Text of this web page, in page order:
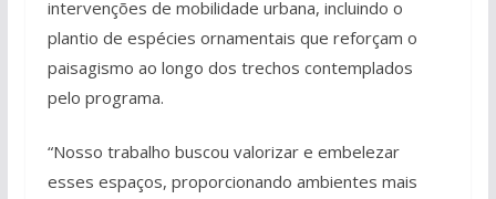
intervenções de mobilidade urbana, incluindo o
plantio de espécies ornamentais que reforçam o
paisagismo ao longo dos trechos contemplados
pelo programa.
“Nosso trabalho buscou valorizar e embelezar
esses espaços, proporcionando ambientes mais